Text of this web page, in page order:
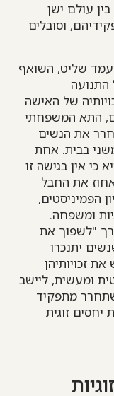
עולם ישן
וסובלים
שליט, השואף
התנועה
של האישה
התא המשפחתי
את הנשים
בבית. אחת
כי אין בגישה זו
את החבל
הפמיניסטים,
ומשפחה.
"לשפוך את
יתנכרו
את זכויותיהן
ומעשית, ליישב
מתפקיד
זוגית